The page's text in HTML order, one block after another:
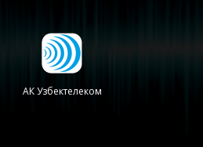
АК Узбектелеком